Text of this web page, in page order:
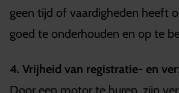
geen tijd of vaardigheden heeft
goed te onderhouden en op te
4. Vrijheid van registratie- en
Door een motor te huren, zijn